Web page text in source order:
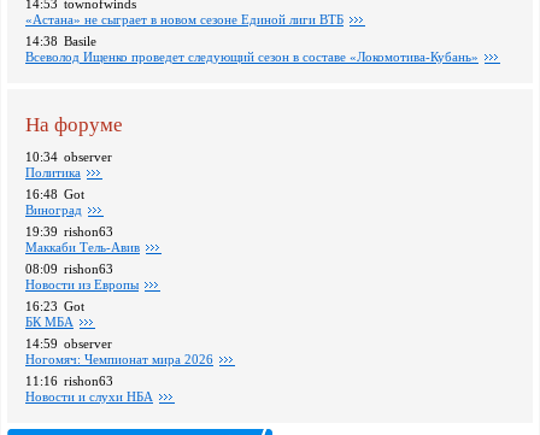
14:53 townofwinds
«Астана» не сыграет в новом сезоне Единой лиги ВТБ
14:38 Basile
Всеволод Ищенко проведет следующий сезон в составе «Локомотива-Кубань»
На форуме
10:34 observer
Политика
16:48 Got
Виноград
19:39 rishon63
Маккаби Тель-Авив
08:09 rishon63
Новости из Европы
16:23 Got
БК МБА
14:59 observer
Ногомяч: Чемпионат мира 2026
11:16 rishon63
Новости и слухи НБА